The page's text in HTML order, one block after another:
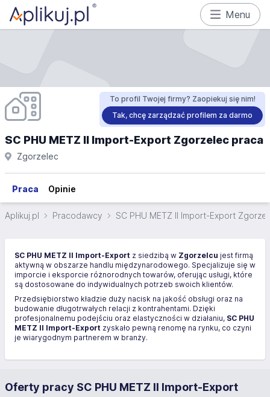
Menu
To profil Twojej firmy? Zaopiekuj się nim!
Tak, chcę zarządzać profilem za darmo
SC PHU METZ II Import-Export Zgorzelec praca
Zgorzelec
Praca Opinie
Aplikuj.pl Pracodawcy SC PHU METZ II Import-Export
SC PHU METZ II Import-Export z siedzibą w Zgorzelcu jest firmą
aktywną w obszarze handlu międzynarodowego. Specjalizuje się w
imporcie i eksporcie różnorodnych towarów, oferując usługi, które
są dostosowane do indywidualnych potrzeb swoich klientów.
Przedsiębiorstwo kładzie duży nacisk na jakość obsługi oraz na
budowanie długotrwałych relacji z kontrahentami. Dzięki
profesjonalnemu podejściu oraz elastyczności w działaniu, SC PHU
METZ II Import-Export zyskało pewną renomę na rynku, co czyni
je wiarygodnym partnerem w branży.
Oferty pracy SC PHU METZ II Import-Export